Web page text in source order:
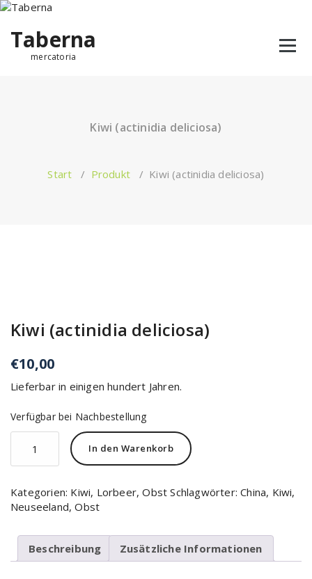
Taberna
mercatoria
Kiwi (actinidia deliciosa)
Start / Produkt / Kiwi (actinidia deliciosa)
Kiwi (actinidia deliciosa)
€10,00
Lieferbar in einigen hundert Jahren.
Verfügbar bei Nachbestellung
In den Warenkorb
Kategorien: Kiwi, Lorbeer,Obst Schlagwörter:China, Kiwi,
Neuseeland,Obst
Beschreibung Zusätzliche Informationen